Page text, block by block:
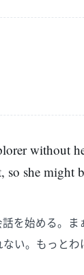
without
so she might
を始める。ま
い。もっとわ